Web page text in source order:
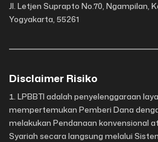
Jl. Letjen Suprapto No.70, Ngampilan,
Yogyakarta, 55261
Disclaimer Risiko
LPBBTI adalah penyelenggaraan
mempertemukan Pemberi Dana
melakukan Pendanaan konvensional
Syariah secara langsung melalui